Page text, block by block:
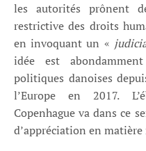
les autorités prônent
restrictive des droits
en invoquant un «
idée est
politiques danoises
l’Europe en 2017.
Copenhague va dans ce
d’appréciation en